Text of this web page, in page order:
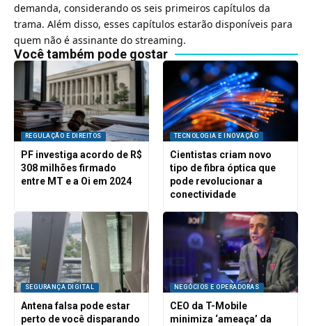
demanda, considerando os seis primeiros capítulos da
trama. Além disso, esses capítulos estarão disponíveis para
quem não é assinante do streaming.
Você também pode gostar
REGULAÇÃO E DIREITOS
PF investiga acordo de R$
308 milhões firmado
entre MT e a Oi em 2024
TECNOLOGIA E INOVAÇÃO
Cientistas criam novo
tipo de fibra óptica que
pode revolucionar a
conectividade
SEGURANÇA DIGITAL
Antena falsa pode estar
perto de você disparando
NEGÓCIOS E OPERADORAS
CEO da T-Mobile
minimiza ‘ameaça’ da